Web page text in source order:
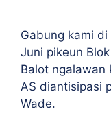
Gabung kami di
Juni pikeun
Balot ngalawan
AS diantisipasi
Wade.